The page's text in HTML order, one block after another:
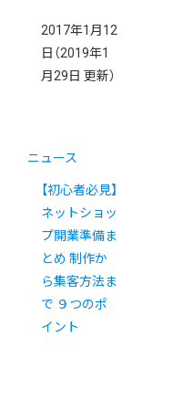
2017年1月12
日 （2019年1
月29日 更新）
ニュース
【初心者必見】
ネットショッ
プ開業準備ま
とめ 制作か
ら集客方法ま
で ９つのポ
イント